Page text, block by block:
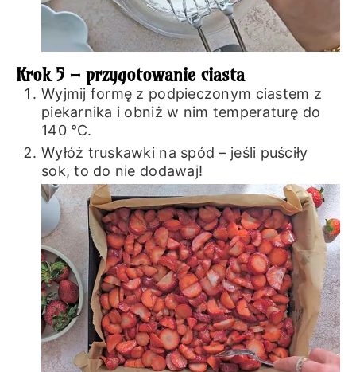
Krok 5 – przygotowanie ciasta
Wyjmij formę z podpieczonym ciastem z
piekarnika i obniż w nim temperaturę do
140 ℃.
Wyłóż truskawki na spód – jeśli puściły
sok, to do nie dodawaj!